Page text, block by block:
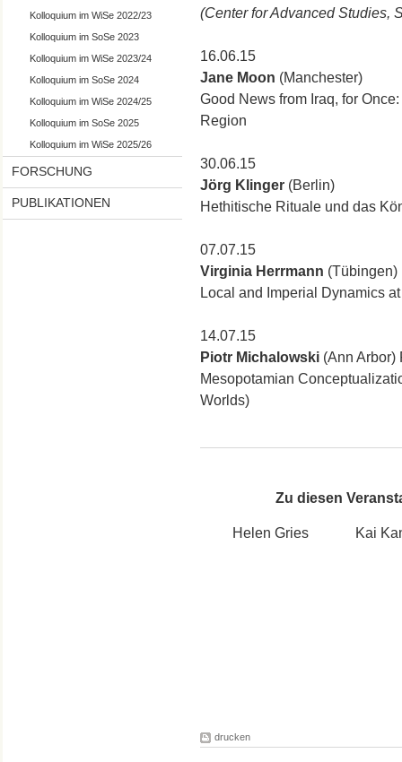
Kolloquium im WiSe 2022/23
Kolloquium im SoSe 2023
Kolloquium im WiSe 2023/24
Kolloquium im SoSe 2024
Kolloquium im WiSe 2024/25
Kolloquium im SoSe 2025
Kolloquium im WiSe 2025/26
FORSCHUNG
PUBLIKATIONEN
(Center for Advanced Studies,
16.06.15
Jane Moon (Manchester)
Good News from Iraq, for
Region
30.06.15
Jörg Klinger(Berlin)
Hethitische Rituale und das
07.07.15
Virginia Herrmann (Tübingen)
Local and Imperial Dynamics
14.07.15
Piotr Michalowski(Ann Arbor)
Mesopotamian
Worlds)
Zu diesen
Helen Gries Kai
drucken